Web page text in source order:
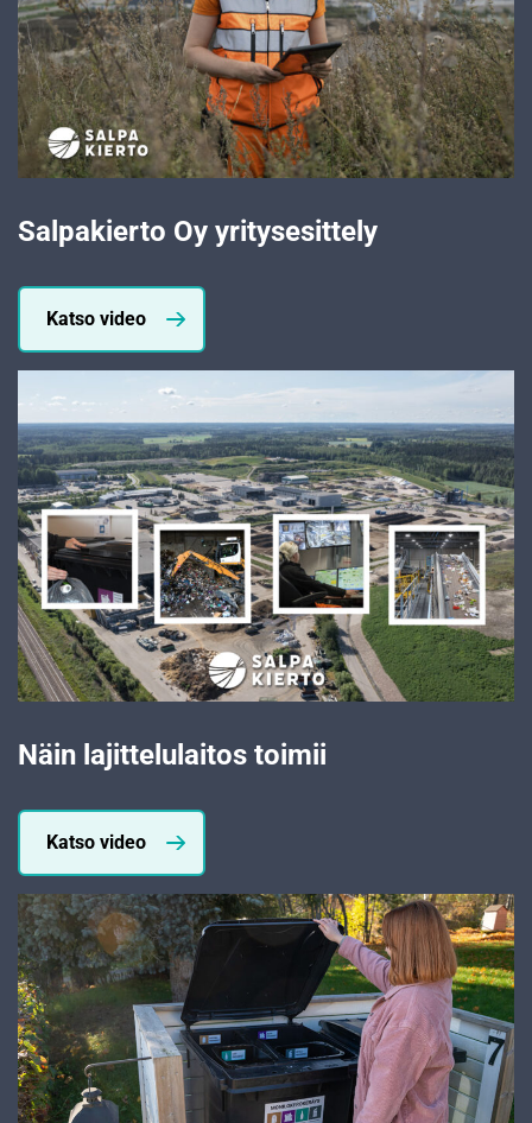
Salpakierto Oy yritysesittely
Katso video
Näin lajittelulaitos toimii
Katso video